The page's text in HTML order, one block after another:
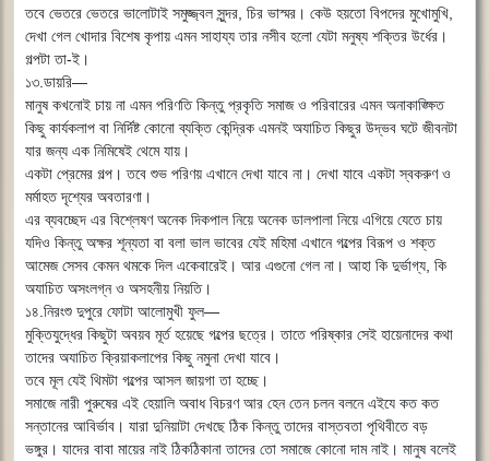
তবে ভেতরে ভেতরে ভালোটাই সমুজ্জ্বল সুন্দর, চির ভাস্মর। কেউ হয়তো বিপদের মুখোমুখি,
দেখা গেল খোদার বিশেষ কৃপায় এমন সাহায্য তার নসীব হলো যেটা মনুষ্য শক্তির উর্ধের।
গল্পটা তা-ই।
১৩.ডায়রি―
মানুষ কখনোই চায় না এমন পরিণতি কিন্তু প্রকৃতি সমাজ ও পরিবারের এমন অনাকাঙ্ক্ষিত
কিছু কার্যকলাপ বা নির্দিষ্ট কোনো ব্যক্তি কেন্দ্রিক এমনই অযাচিত কিছুর উদ্ভব ঘটে জীবনটা
যার জন্য এক নিমিষেই থেমে যায়।
একটা প্রেমের গল্প। তবে শুভ পরিণয় এখানে দেখা যাবে না। দেখা যাবে একটা স্বকরুণ ও
মর্মাহত দৃশ্যের অবতারণা।
এর ব্যবচ্ছেদ এর বিশ্লেষণ অনেক দিকপাল নিয়ে অনেক ডালপালা নিয়ে এগিয়ে যেতে চায়
যদিও কিন্তু অক্ষর শূন্যতা বা বলা ভাল ভাবের যেই মহিমা এখানে গল্পের বিরূপ ও শক্ত
আমেজ সেসব কেমন থমকে দিল একেবারেই। আর এগুনো গেল না। আহা কি দুর্ভাগ্য, কি
অযাচিত অসংলগ্ন ও অসহনীয় নিয়তি।
১৪.নিরংশু দুপুরে ফোটা আলোমুখী ফুল―
মুক্তিযুদ্ধের কিছুটা অবয়ব মূর্ত হয়েছে গল্পের ছত্রে। তাতে পরিষ্কার সেই হায়েনাদের কথা
তাদের অযাচিত ক্রিয়াকলাপের কিছু নমুনা দেখা যাবে।
তবে মূল যেই থিমটা গল্পের আসল জায়গা তা হচ্ছে।
সমাজে নারী পুরুষের এই হেয়ালি অবাধ বিচরণ আর হেন তেন চলন বলনে এইযে কত কত
সন্তানের আবির্ভাব। যারা দুনিয়াটা দেখছে ঠিক কিন্তু তাদের বাস্তবতা পৃথিবীতে বড়
ভঙ্গুর। যাদের বাবা মায়ের নাই ঠিকঠিকানা তাদের তো সমাজে কোনো দাম নাই। মানুষ বলেই